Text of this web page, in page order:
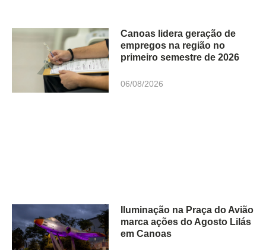
Canoas lidera geração de
empregos na região no
primeiro semestre de 2026
06/08/2026
Iluminação na Praça do Avião
marca ações do Agosto Lilás
em Canoas